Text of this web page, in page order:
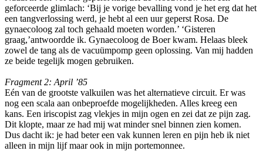
geforceerde glimlach: ‘Bij je vorige bevalling vond je het erg dat het
een tangverlossing werd, je hebt al een uur geperst Rosa. De
gynaecoloog zal toch gehaald moeten worden.’ ‘Gisteren
graag,’antwoordde ik. Gynaecoloog de Boer kwam. Helaas bleek
zowel de tang als de vacuümpomp geen oplossing. Van mij hadden
ze beide tegelijk mogen gebruiken.
Fragment 2: April ’85
Eén van de grootste valkuilen was het alternatieve circuit. Er was
nog een scala aan onbeproefde mogelijkheden. Alles kreeg een
kans. Een iriscopist zag vlekjes in mijn ogen en zei dat ze pijn zag.
Dit klopte, maar ze had mij wat minder snel binnen zien komen.
Dus dacht ik: je had beter een vak kunnen leren en pijn heb ik niet
alleen in mijn lijf maar ook in mijn portemonnee.